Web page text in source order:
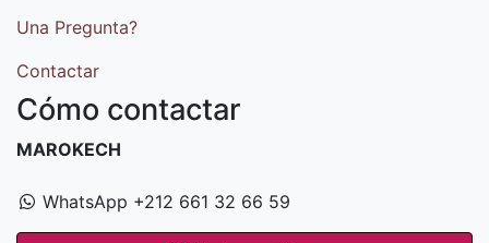
Una Pregunta?
Contactar
Cómo contactar
MAROKECH
WhatsApp +212 661 32 66 59